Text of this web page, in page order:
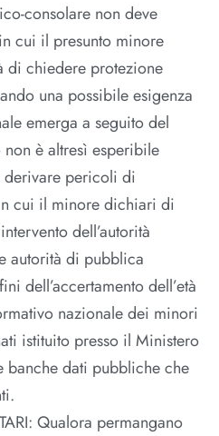
consolare non deve
cui il presunto minore
di chiedere protezione
una possibile esigenza
emerga a seguito del
è altresì esperibile
derivare pericoli di
cui il minore dichiari di
dell’autorità
autorità di pubblica
dell’accertamento dell’età
nazionale dei minori
istituito presso il Ministero
banche dati pubbliche che
Qualora permangano